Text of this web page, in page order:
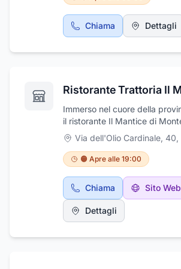
Chiama Dettagli
Immerso nel cuore della
il ristorante Il Mantice di
autentico angolo di Grecia.
tipico greco offre
unica, dove ogni piatto è
ingredienti freschi e autentici
direttamente dalla Grecia.
a base di pesce alle specialità
portata racconta una storia di
ristorante non è solo un luogo
greca. Il proprietario,
Via dell'Olio Cardinale, 40,
🟠 Apre alle 19:00
Chiama Sito Web
Dettagli